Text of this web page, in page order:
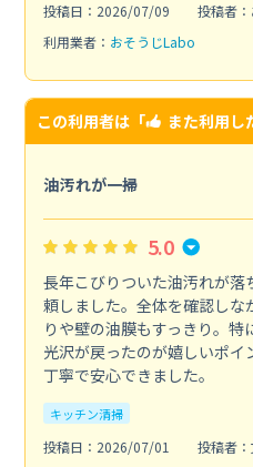
投稿日：2026/07/09
投稿者
利用業者： おそうじLabo
この利用者は「 また利用し
油汚れが一掃
5.0
長年こびりついた油汚れが
頼しました。全体を確認しな
りや壁の油膜もすっきり。特
光沢が戻ったのが嬉しいポ
丁寧で安心できました。
キッチン清掃
投稿日：2026/07/01
投稿者